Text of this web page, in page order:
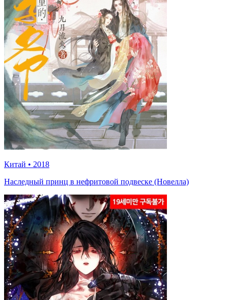
Китай • 2018
Наследный принц в нефритовой подвеске (Новелла)